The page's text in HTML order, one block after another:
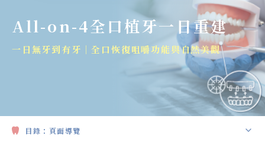
All-on-4全口植牙一日重建
一日無牙到有牙｜全口恢復咀嚼功能與自然美觀
目錄： 頁面導覽